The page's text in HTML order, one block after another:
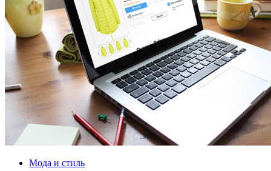
Мода и стиль